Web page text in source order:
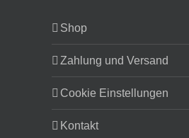
Shop
Zahlung und Versand
Cookie Einstellungen
Kontakt